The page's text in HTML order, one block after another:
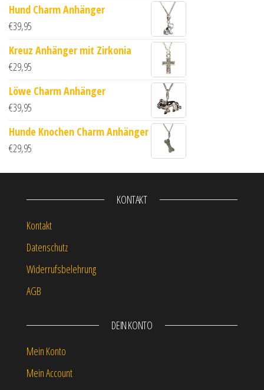
Hund Charm Anhänger
€39,95
Kreuz Anhänger mit Zirkonia
€29,95
Löwe Charm Anhänger
€39,95
Hunde Knochen Charm Anhänger
€29,95
KONTAKT
Kontakt
Datenschutz
Widerrufsbelehrung
AGB
DEIN KONTO
Mein Konto
Mein Account